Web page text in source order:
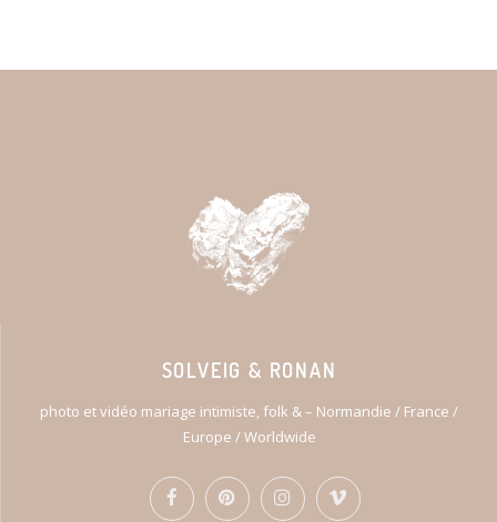
SOLVEIG & RONAN
photo et vidéo mariage intimiste, folk & – Normandie / France /
Europe / Worldwide